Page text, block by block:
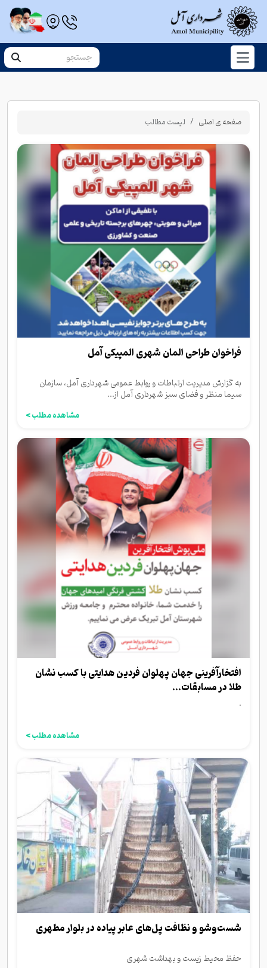
صفحه ی اصلی لیست مطالب
فراخوان طراحی المان شهری المپیکی آمل
به گزارش مدیریت ارتباطات و روابط عمومی شهرداری آمل، سازمان
سیما منظر و فضای سبز شهرداری آمل از...
مشاهده مطلب >
افتخارآفرینی جهان پهلوان فردین هدایتی با کسب نشان
طلا در مسابقات...
.
مشاهده مطلب >
شست‌وشو و نظافت پل‌های عابر پیاده در بلوار مطهری
حفظ محیط زیست و بهداشت شهری